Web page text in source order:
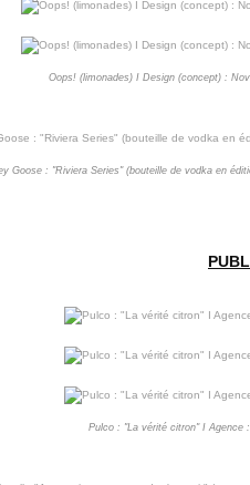
Oops! (limonades) I Design (concept) :
Goose : "Riviera Series" (bouteille de vodka en
Pulco : "La vérité citron" I Agence